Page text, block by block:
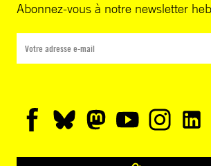
Abonnez-vous à notre newsletter